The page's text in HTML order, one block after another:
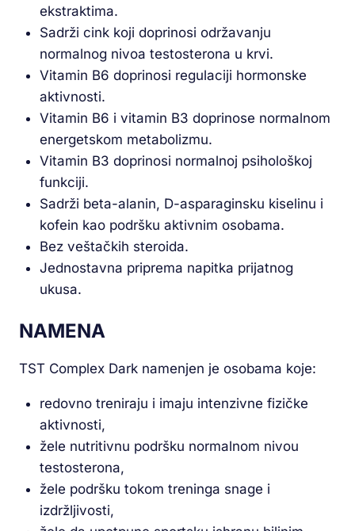
ekstraktima.
Sadrži cink koji doprinosi održavanju
normalnog nivoa testosterona u krvi.
Vitamin B6 doprinosi regulaciji hormonske
aktivnosti.
Vitamin B6 i vitamin B3 doprinose normalnom
energetskom metabolizmu.
Vitamin B3 doprinosi normalnoj psihološkoj
funkciji.
Sadrži beta-alanin, D-asparaginsku kiselinu i
kofein kao podršku aktivnim osobama.
Bez veštačkih steroida.
Jednostavna priprema napitka prijatnog
ukusa.
NAMENA
TST Complex Dark namenjen je osobama koje:
redovno treniraju i imaju intenzivne fizičke
aktivnosti,
žele nutritivnu podršku normalnom nivou
testosterona,
žele podršku tokom treninga snage i
izdržljivosti,